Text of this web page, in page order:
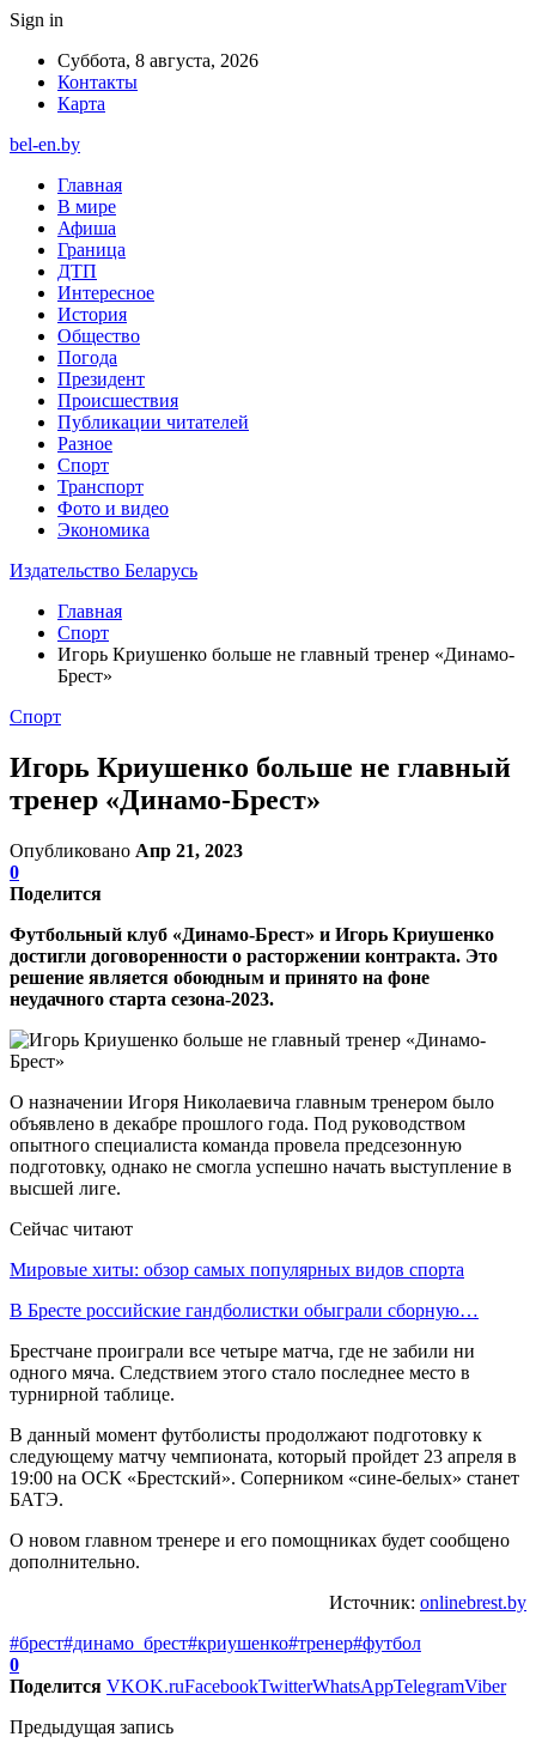
Sign in
Суббота, 8 августа, 2026
Контакты
Карта
bel-en.by
Главная
В мире
Афиша
Граница
ДТП
Интересное
История
Общество
Погода
Президент
Происшествия
Публикации читателей
Разное
Спорт
Транспорт
Фото и видео
Экономика
Издательство Беларусь
Главная
Спорт
Игорь Криушенко больше не главный тренер «Динамо-
Брест»
Спорт
Игорь Криушенко больше не главный
тренер «Динамо-Брест»
Опубликовано Апр 21, 2023
0
Поделится
Футбольный клуб «Динамо-Брест» и Игорь Криушенко
достигли договоренности о расторжении контракта. Это
решение является обоюдным и принято на фоне
неудачного старта сезона-2023.
О назначении Игоря Николаевича главным тренером было
объявлено в декабре прошлого года. Под руководством
опытного специалиста команда провела предсезонную
подготовку, однако не смогла успешно начать выступление в
высшей лиге.
Сейчас читают
Мировые хиты: обзор самых популярных видов спорта
В Бресте российские гандболистки обыграли сборную…
Брестчане проиграли все четыре матча, где не забили ни
одного мяча. Следствием этого стало последнее место в
турнирной таблице.
В данный момент футболисты продолжают подготовку к
следующему матчу чемпионата, который пройдет 23 апреля в
19:00 на ОСК «Брестский». Соперником «сине-белых» станет
БАТЭ.
О новом главном тренере и его помощниках будет сообщено
дополнительно.
Источник: onlinebrest.by
#брест#динамо_брест#криушенко#тренер#футбол
0
Поделится VKOK.ruFacebookTwitterWhatsAppTelegramViber
Предыдущая запись